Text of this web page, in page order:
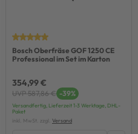
Bosch Oberfräse GOF 1250 CE
Professional im Set im Karton
354,99 €
UVP 587,86 € -39%
Versandfertig, Lieferzeit 1-3 Werktage, DHL-
Paket
inkl. MwSt. zzgl. Versand